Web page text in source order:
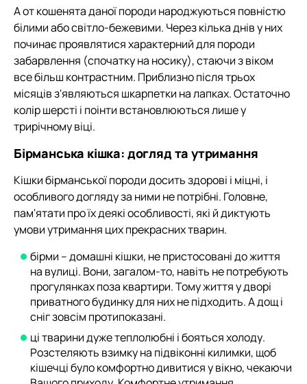
А от кошенята даної породи народжуються повністю
білими або світло-бежевими. Через кілька днів у них
починає проявлятися характерний для породи
забарвлення (спочатку на носику), стаючи з віком
все більш контрастним. Приблизно після трьох
місяців з'являються шкарпетки на лапках. Остаточно
колір шерсті і поінти встановлюються лише у
трирічному віці.
Бірманська кішка: догляд та утримання
Кішки бірманської породи досить здорові і міцні, і
особливого догляду за ними не потрібні. Головне,
пам'ятати про їх деякі особливості, які й диктують
умови утримання цих прекрасних тварин.
бірми – домашні кішки, не пристосовані до життя
на вулиці. Вони, загалом-то, навіть не потребують
прогулянках поза квартири. Тому життя у дворі
приватного будинку для них не підходить. А дощ і
сніг зовсім протипоказані.
ці тварини дуже теплолюбні і бояться холоду.
Розстеляють взимку на підвіконні килимки, щоб
кішечці було комфортно дивитися у вікно, чекаючи